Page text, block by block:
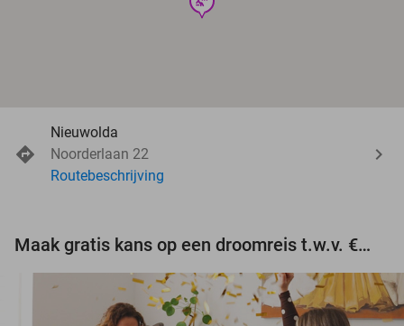
Nieuwolda
Noorderlaan 22
Routebeschrijving
Maak gratis kans op een droomreis t.w.v. €3.000!